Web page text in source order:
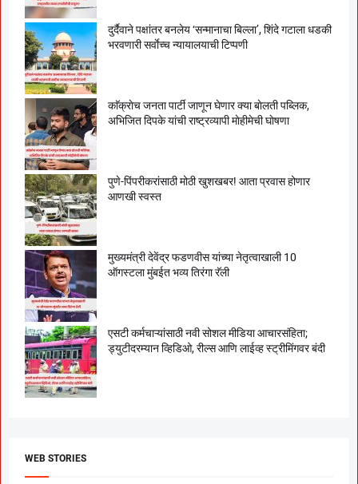
दुर्दैवाने पक्षांतर बनलेय ‘सन्मानाचा बिल्ला’, शिंदे गटाला धडकी
भरवणारी सर्वाेच्च न्यायालयाची टिप्पणी
काॅक्राेच जनता पार्टी जाणून घेणार क्या बाेलती पब्लिक,
अभिजित दिपके यांची राष्ट्रव्यापी माेहीमेची घाेषणा
पुणे-पिंपरीकरांसाठी मोठी खुशखबर! आता प्रवास होणार
आणखी स्वस्त
मुख्यमंत्री देवेंद्र फडणवीस यांच्या नेतृत्वाखाली 10
ऑगस्टला मुंबईत भव्य तिरंगा रॅली
एसटी कर्मचाऱ्यांसाठी नवी सोशल मीडिया आचारसंहिता;
ड्युटीदरम्यान व्हिडिओ, रील्स आणि लाईव्ह स्ट्रीमिंगवर बंदी
WEB STORIES